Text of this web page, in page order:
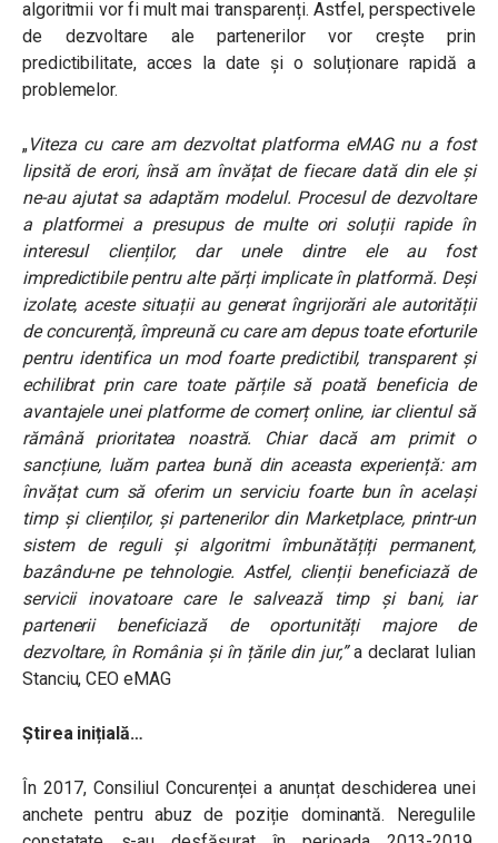
algoritmii vor fi mult mai transparenți. Astfel, perspectivele
de dezvoltare ale partenerilor vor crește prin
predictibilitate, acces la date și o soluționare rapidă a
problemelor.
„Viteza cu care am dezvoltat platforma eMAG nu a fost
lipsită de erori, însă am învățat de fiecare dată din ele și
ne-au ajutat sa adaptăm modelul. Procesul de dezvoltare
a platformei a presupus de multe ori soluții rapide în
interesul clienților, dar unele dintre ele au fost
impredictibile pentru alte părți implicate în platformă. Deși
izolate, aceste situații au generat îngrijorări ale autorității
de concurență, împreună cu care am depus toate eforturile
pentru identifica un mod foarte predictibil, transparent și
echilibrat prin care toate părțile să poată beneficia de
avantajele unei platforme de comerț online, iar clientul să
rămână prioritatea noastră. Chiar dacă am primit o
sancțiune, luăm partea bună din aceasta experiență: am
învățat cum să oferim un serviciu foarte bun în același
timp și clienților, și partenerilor din Marketplace, printr-un
sistem de reguli și algoritmi îmbunătățiți permanent,
bazându-ne pe tehnologie. Astfel, clienții beneficiază de
servicii inovatoare care le salvează timp și bani, iar
partenerii beneficiază de oportunități majore de
dezvoltare, în România și în țările din jur,”a declarat Iulian
Stanciu, CEO eMAG
Știrea inițială…
În 2017, Consiliul Concurenței a anunțat deschiderea unei
anchete pentru abuz de poziție dominantă. Neregulile